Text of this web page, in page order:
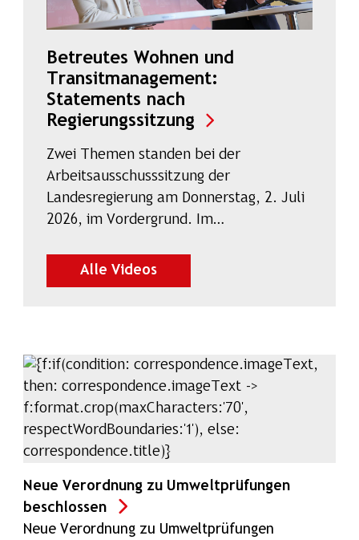
Betreutes Wohnen und
Transitmanagement:
Statements nach
Regierungssitzung(Video auf
Zwei Themen standen bei der
Arbeitsausschusssitzung der
Landesregierung am Donnerstag, 2. Juli
2026, im Vordergrund. Im…
Alle Videosauf SalzburgON ansehen
Neue Verordnung zu Umweltprüfungen
beschlossen
Neue Verordnung zu Umweltprüfungen